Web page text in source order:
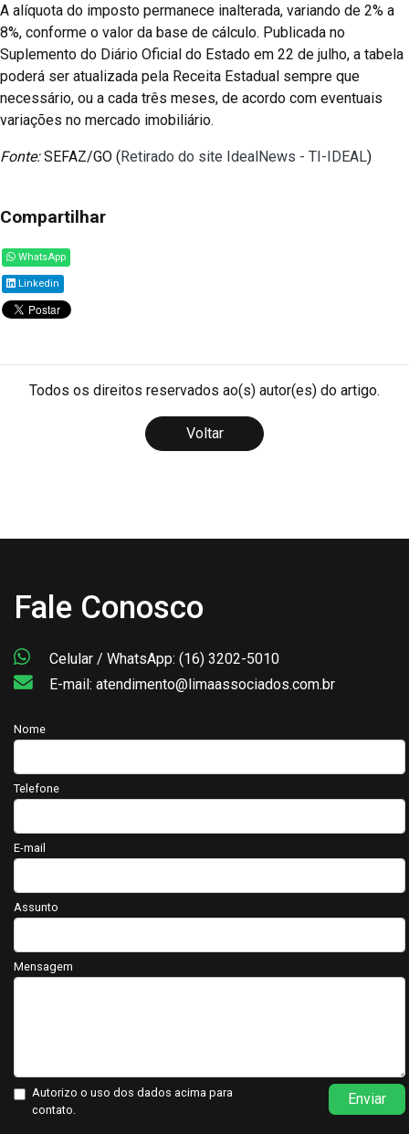
A alíquota do imposto permanece inalterada, variando de 2% a
8%, conforme o valor da base de cálculo. Publicada no
Suplemento do Diário Oficial do Estado em 22 de julho, a tabela
poderá ser atualizada pela Receita Estadual sempre que
necessário, ou a cada três meses, de acordo com eventuais
variações no mercado imobiliário.
Fonte:SEFAZ/GO (Retirado do site IdealNews - TI-IDEAL)
Compartilhar
WhatsApp
Linkedin
Todos os direitos reservados ao(s) autor(es) do artigo.
Voltar
Fale Conosco
Celular / WhatsApp: (16) 3202-5010
E-mail: atendimento@limaassociados.com.br
Nome
Telefone
E-mail
Assunto
Mensagem
Autorizo o uso dos dados acima para
contato.
Enviar